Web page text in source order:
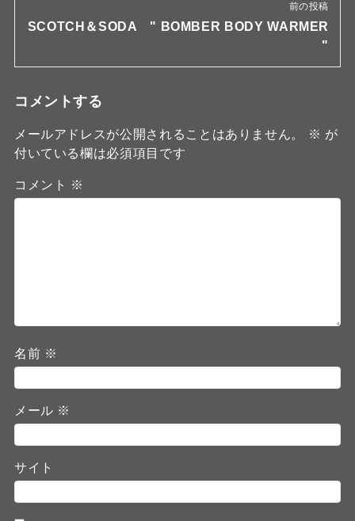
前の投稿
SCOTCH＆SODA " BOMBER BODY WARMER
"
コメントする
メールアドレスが公開されることはありません。 ※ が
付いている欄は必須項目です
コメント ※
名前 ※
メール ※
サイト